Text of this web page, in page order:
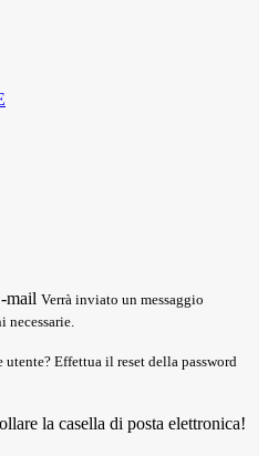
mail Verrà inviato un messaggio
Effettua il reset della password
la casella di posta elettronica!